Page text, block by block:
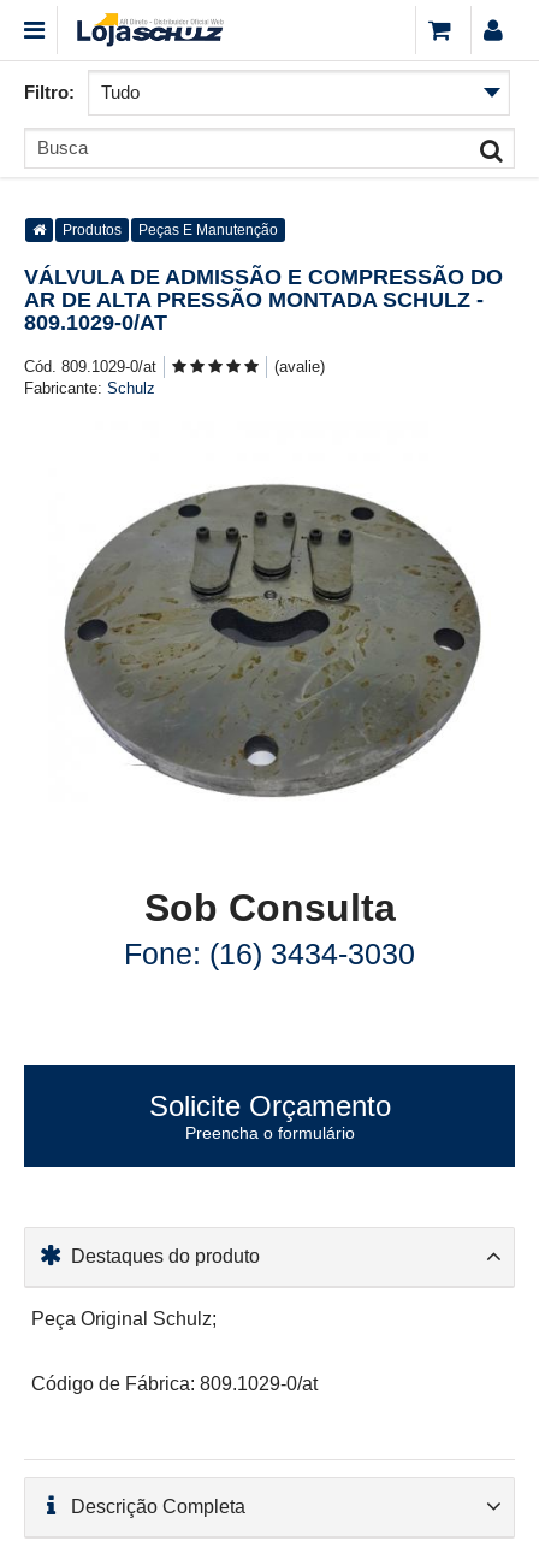
Filtro:
Produtos Peças E Manutenção
VÁLVULA DE ADMISSÃO E COMPRESSÃO DO
AR DE ALTA PRESSÃO MONTADA SCHULZ -
809.1029-0/AT
Cód. 809.1029-0/at
(avalie)
Fabricante: Schulz
Sob Consulta
Fone: (16) 3434-3030
Solicite Orçamento
Preencha o formulário
Destaques do produto
Peça Original Schulz;
Código de Fábrica: 809.1029-0/at
Descrição Completa